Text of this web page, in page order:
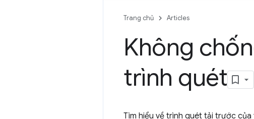
Trang chủ Articles
Không
trình quét
Tìm hiểu về trình quét tải trước